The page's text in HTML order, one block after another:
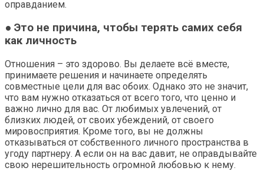
оправданием.
● Это не причина, чтобы терять самих себя
как личность
Отношения – это здорово. Вы делаете всё вместе,
принимаете решения и начинаете определять
совместные цели для вас обоих. Однако это не значит,
что вам нужно отказаться от всего того, что ценно и
важно лично для вас. От любимых увлечений, от
близких людей, от своих убеждений, от своего
мировосприятия. Кроме того, вы не должны
отказываться от собственного личного пространства в
угоду партнеру. А если он на вас давит, не оправдывайте
свою нерешительность огромной любовью к нему.